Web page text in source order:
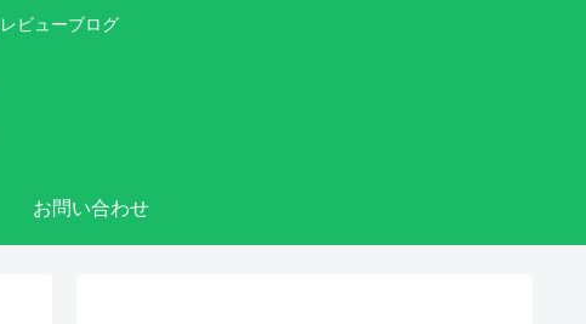
ビューブログ
お問い合わせ